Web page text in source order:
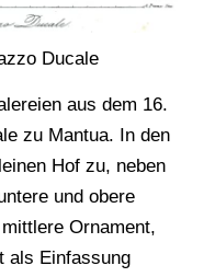
Ducale
aus dem 16.
zu Mantua. In den
Hof zu, neben
und obere
Ornament,
als Einfassung